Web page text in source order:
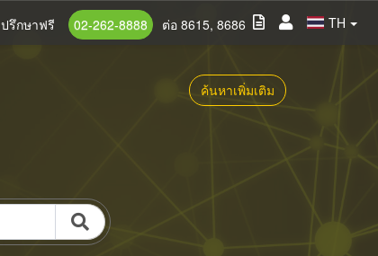
TH
ปรึกษาฟรี 02-262-8888 ต่อ 8615, 8686
ค้นหาเพิ่มเติม